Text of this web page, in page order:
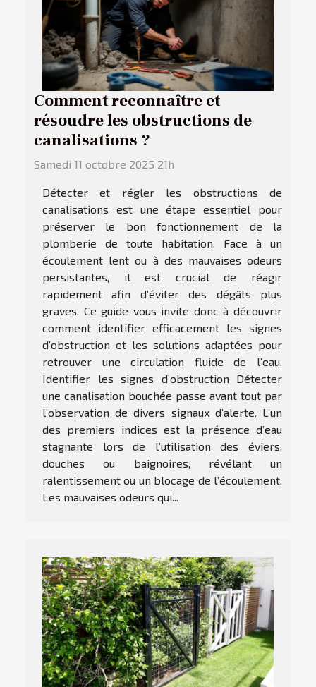
Comment reconnaître et
résoudre les obstructions de
canalisations ?
Samedi 11 octobre 2025 21h
Détecter et régler les obstructions de
canalisations est une étape essentiel pour
préserver le bon fonctionnement de la
plomberie de toute habitation. Face à un
écoulement lent ou à des mauvaises odeurs
persistantes, il est crucial de réagir
rapidement afin d’éviter des dégâts plus
graves. Ce guide vous invite donc à découvrir
comment identifier efficacement les signes
d’obstruction et les solutions adaptées pour
retrouver une circulation fluide de l’eau.
Identifier les signes d’obstruction Détecter
une canalisation bouchée passe avant tout par
l’observation de divers signaux d’alerte. L’un
des premiers indices est la présence d’eau
stagnante lors de l’utilisation des éviers,
douches ou baignoires, révélant un
ralentissement ou un blocage de l’écoulement.
Les mauvaises odeurs qui...